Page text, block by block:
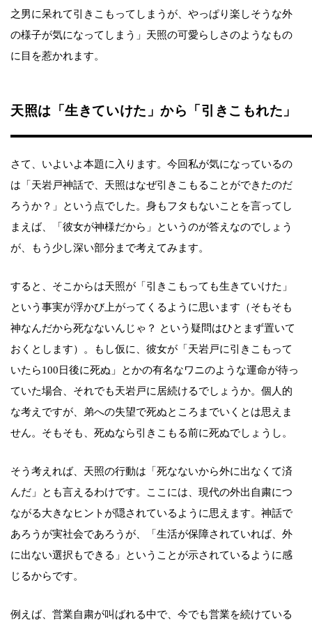
之男に呆れて引きこもってしまうが、やっぱり楽しそうな外
の様子が気になってしまう」天照の可愛らしさのようなもの
に目を惹かれます。
天照は「生きていけた」から「引きこもれた」
さて、いよいよ本題に入ります。今回私が気になっているの
は「天岩戸神話で、天照はなぜ引きこもることができたのだ
ろうか？」という点でした。身もフタもないことを言ってし
まえば、「彼女が神様だから」というのが答えなのでしょう
が、もう少し深い部分まで考えてみます。
すると、そこからは天照が「引きこもっても生きていけた」
という事実が浮かび上がってくるように思います（そもそも
神なんだから死なないんじゃ？ という疑問はひとまず置いて
おくとします）。もし仮に、彼女が「天岩戸に引きこもって
いたら100日後に死ぬ」とかの有名なワニのような運命が待っ
ていた場合、それでも天岩戸に居続けるでしょうか。個人的
な考えですが、弟への失望で死ぬところまでいくとは思えま
せん。そもそも、死ぬなら引きこもる前に死ぬでしょうし。
そう考えれば、天照の行動は「死なないから外に出なくて済
んだ」とも言えるわけです。ここには、現代の外出自粛につ
ながる大きなヒントが隠されているように思えます。神話で
あろうが実社会であろうが、「生活が保障されていれば、外
に出ない選択もできる」ということが示されているように感
じるからです。
例えば、営業自粛が叫ばれる中で、今でも営業を続けている